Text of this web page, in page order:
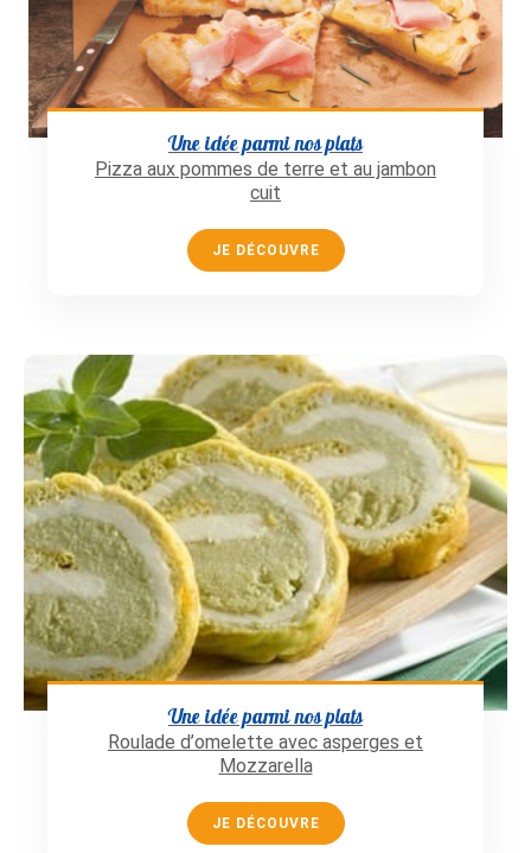
Une idée parmi nos plats
Pizza aux pommes de terre et au jambon
cuit
JE DÉCOUVRE
Une idée parmi nos plats
Roulade d’omelette avec asperges et
Mozzarella
JE DÉCOUVRE